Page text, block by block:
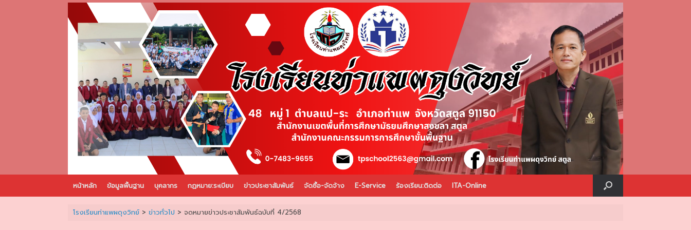
หน้าหลัก ข้อมูลพื้นฐาน บุคลากร กฏหมาย:ระเบียบ ข่าวประชาสัมพันธ์ จัดซื้อ-จัดจ้าง E-Service ร้องเรียน:ติดต่อ ITA-Online
โรงเรียนท่าแพผดุงวิทย์> ข่าวทั่วไป > จดหมายข่าวประชาสัมพันธ์ฉบับที่ 4/2568